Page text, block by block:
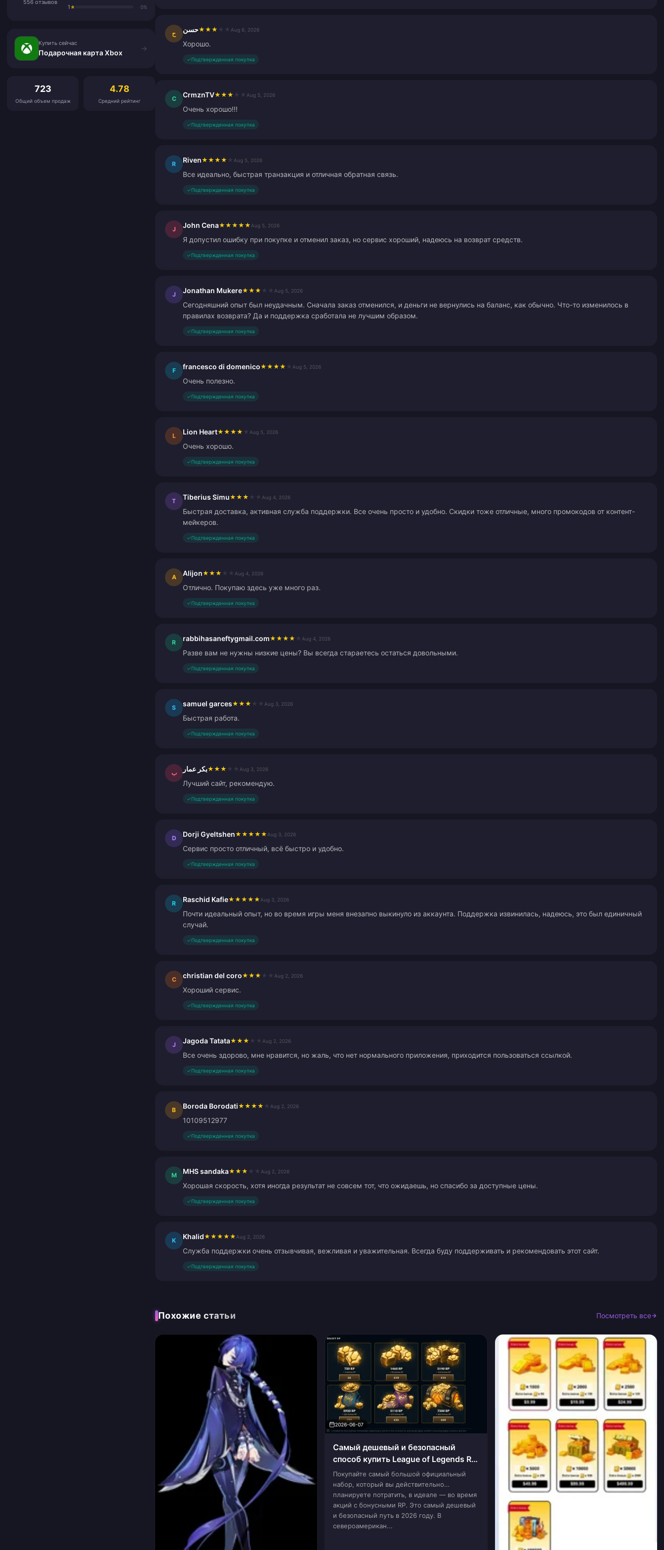
556 отзывов
1★ 0%
Купить сейчас
Подарочная карта Xbox
→
723
Общий объем продаж
4.78
Средний рейтинг
ح حسن★ ★ ★ Aug 6, 2026
Хорошо.
✓Подтвержденная покупка
C CrmznTV★ ★ ★ Aug 5, 2026
Очень хорошо!!!
✓Подтвержденная покупка
R Riven★ ★ ★ ★ Aug 5, 2026
Все идеально, быстрая транзакция и отличная обратная связь.
✓Подтвержденная покупка
J John Cena★ ★ ★ ★ ★ Aug 5, 2026
Я допустил ошибку при покупке и отменил заказ, но сервис хороший, надеюсь на возврат средств.
✓Подтвержденная покупка
J Jonathan Mukere★ ★ ★ Aug 5, 2026
Сегодняшний опыт был неудачным. Сначала заказ отменился, и деньги не вернулись на баланс, как обычно. Что-то изменилось в
правилах возврата? Да и поддержка сработала не лучшим образом.
✓Подтвержденная покупка
F francesco di domenico★ ★ ★ ★ Aug 5, 2026
Очень полезно.
✓Подтвержденная покупка
L Lion Heart★ ★ ★ ★ Aug 5, 2026
Очень хорошо.
✓Подтвержденная покупка
T Tiberius Simu★ ★ ★ Aug 4, 2026
Быстрая доставка, активная служба поддержки. Все очень просто и удобно. Скидки тоже отличные, много промокодов от контент-
мейкеров.
✓Подтвержденная покупка
A Alijon★ ★ ★ Aug 4, 2026
Отлично. Покупаю здесь уже много раз.
✓Подтвержденная покупка
R rabbihasaneftygmail.com★ ★ ★ ★ Aug 4, 2026
Разве вам не нужны низкие цены? Вы всегда стараетесь остаться довольными.
✓Подтвержденная покупка
S samuel garces★ ★ ★ Aug 3, 2026
Быстрая работа.
✓Подтвержденная покупка
ب بكر عمار★ ★ ★ Aug 3, 2026
Лучший сайт, рекомендую.
✓Подтвержденная покупка
D Dorji Gyeltshen★ ★ ★ ★ ★ Aug 3, 2026
Сервис просто отличный, всё быстро и удобно.
✓Подтвержденная покупка
R Raschid Kafie★ ★ ★ ★ ★ Aug 3, 2026
Почти идеальный опыт, но во время игры меня внезапно выкинуло из аккаунта. Поддержка извинилась, надеюсь, это был единичный
случай.
✓Подтвержденная покупка
C christian del coro★ ★ ★ Aug 2, 2026
Хороший сервис.
✓Подтвержденная покупка
J Jagoda Tatata★ ★ ★ Aug 2, 2026
Все очень здорово, мне нравится, но жаль, что нет нормального приложения, приходится пользоваться ссылкой.
✓Подтвержденная покупка
B Boroda Borodati★ ★ ★ ★ Aug 2, 2026
10109512977
✓Подтвержденная покупка
M MHS sandaka★ ★ ★ Aug 2, 2026
Хорошая скорость, хотя иногда результат не совсем тот, что ожидаешь, но спасибо за доступные цены.
✓Подтвержденная покупка
K Khalid★ ★ ★ ★ ★ Aug 2, 2026
Служба поддержки очень отзывчивая, вежливая и уважительная. Всегда буду поддерживать и рекомендовать этот сайт.
✓Подтвержденная покупка
Похожие статьи Посмотреть все
2026-06-07
Самый дешевый и безопасный
способ купить League of Legends RP
в 2026 году
Покупайте самый большой официальный
набор, который вы действительно
планируете потратить, в идеале — во время
акций с бонусными RP. Это самый дешевый
и безопасный путь в 2026 году. В
североамерикан...